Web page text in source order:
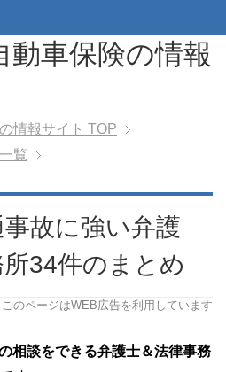
動車保険の情報
情報サイト TOP
覧
故に強い弁護
34件のまとめ
このページはWEB広告を利用しています
相談をできる弁護士＆法律事務